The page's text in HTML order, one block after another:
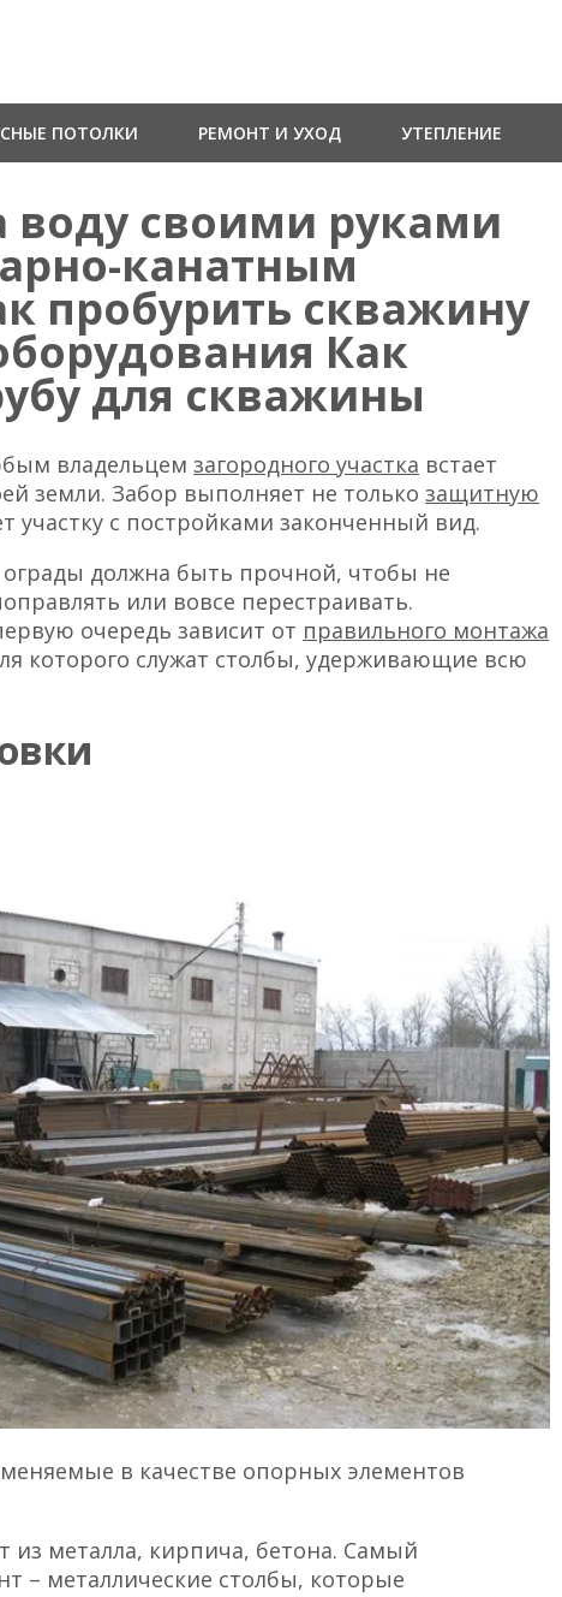
ПОТОЛКИ РЕМОНТ И УХОД УТЕПЛЕНИЕ
воду своими руками
канатным
пробурить скважину
Как
для скважины
владельцемзагородного участка встает
земли. Забор выполняет не толькозащитную
участку с постройками законченный вид.
ограды должна быть прочной, чтобы не
или вовсе перестраивать.
очередь зависит от правильного монтажа
которого служат столбы, удерживающие всю
в качестве опорных элементов
из металла, кирпича, бетона. Самый
– металлические столбы, которые